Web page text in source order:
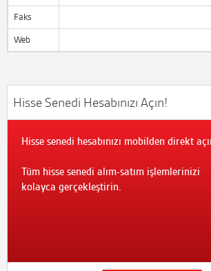
Faks
Web
Hisse Senedi Hesabınızı Açın!
Hisse senedi hesabınızı mobilden direkt
Tüm hisse senedi alım-satım işlemlerinizi
kolayca gerçekleştirin.